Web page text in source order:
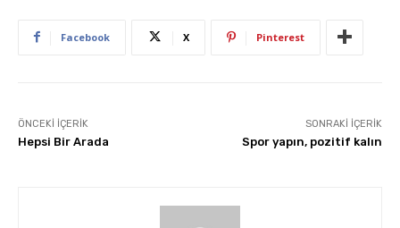
Facebook X Pinterest
ÖNCEKI İÇERIK
Hepsi Bir Arada
SONRAKI İÇERIK
Spor yapın, pozitif kalın